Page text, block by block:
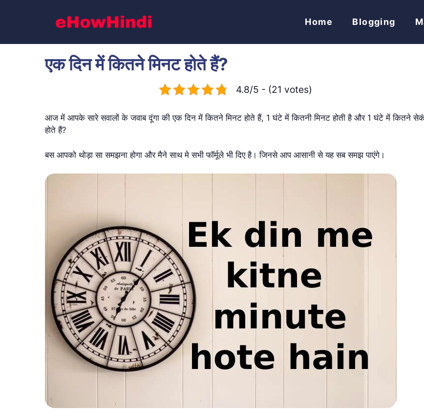
Home Blogging
एक दिन में कितने मिनट होते हैं?
4.8/5 - (21 votes)
आज में आपके सारे सवालों के जवाब दूंगा की एक दिन में कितने मिनट होते हैं, 1 घंटे में कितनी मिनट होती है और 1 घंटे में कितने
होते हैं?
बस आपको थोड़ा सा समझना होगा और मैने साथ मे सभी फॉर्मूले भी दिए है। जिनसे आप आसानी से यह सब समझ पाएंगे।